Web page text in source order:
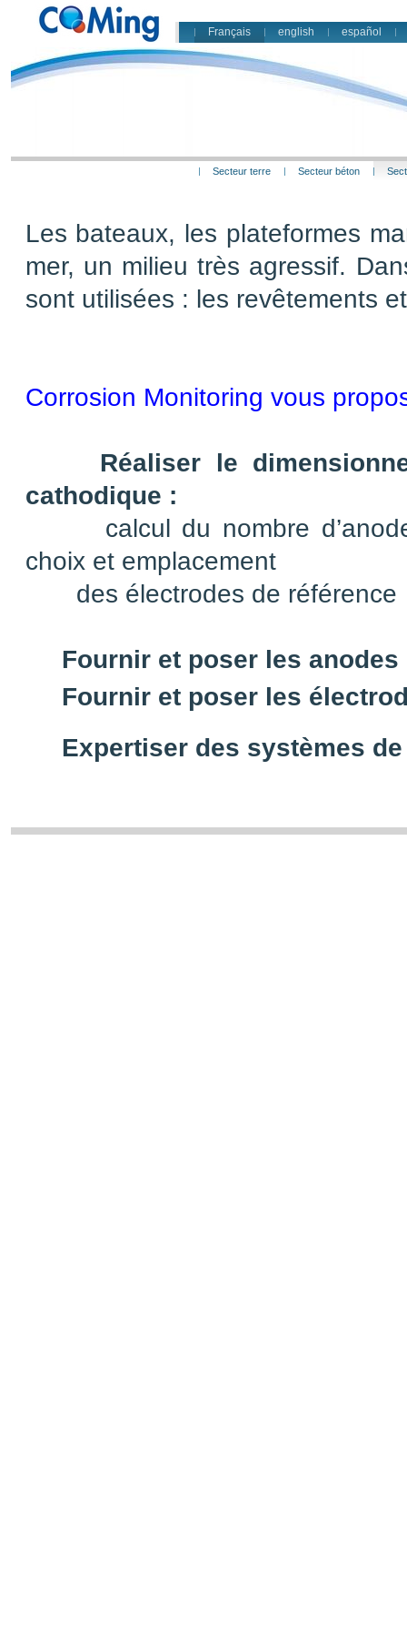
Français english español
Secteur terre Secteur béton
Les bateaux, les plateformes
mer, un milieu très agressif.
sont utilisées : les revêtements
Corrosion Monitoring vous
Réaliser le
cathodique :
calcul du nombre
choix et emplacement
des électrodes de référence
Fournir et poser les
Fournir et poser les
Expertiser des systèmes